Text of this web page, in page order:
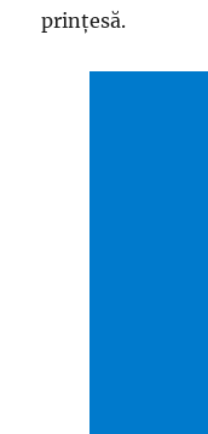
prințesă.